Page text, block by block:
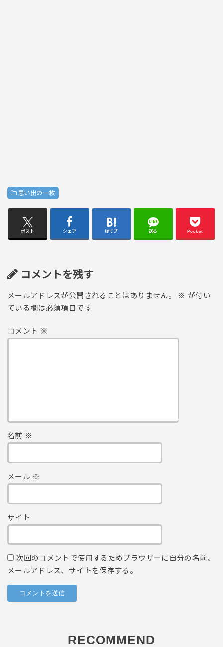
思い出の一枚
ポスト シェア はてブ 送る Pocket
コメントを残す
メールアドレスが公開されることはありません。 ※ が付い
ている欄は必須項目です
コメント ※
名前 ※
メール ※
サイト
次回のコメントで使用するためブラウザーに自分の名前、
メールアドレス、サイトを保存する。
RECOMMEND